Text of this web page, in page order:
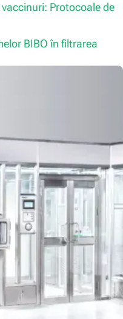
Protocoale de
BIBO în filtrarea